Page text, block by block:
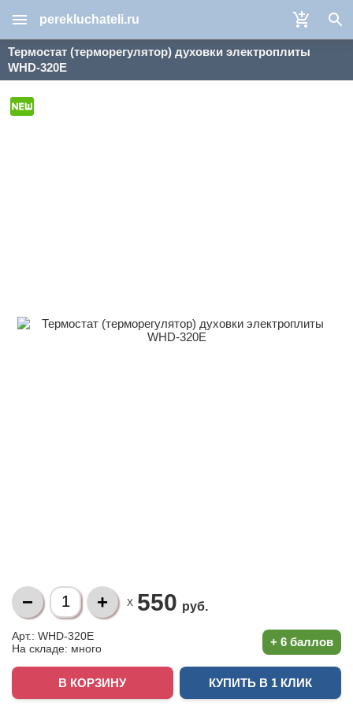
perekluchateli.ru
Термостат (терморегулятор) духовки электроплиты
WHD-320E
X 550 руб.
Арт.: WHD-320E
На складе: много + 6 баллов
КУПИТЬ В 1 КЛИК